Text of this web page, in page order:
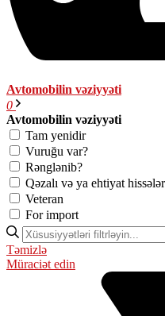
Avtomobilin vəziyyəti
0
Avtomobilin vəziyyəti
Tam yenidir
Vuruğu var?
Rənglənib?
Qəzalı və ya ehtiyat
Veteran
For import
Təmizlə
Müraciət edin